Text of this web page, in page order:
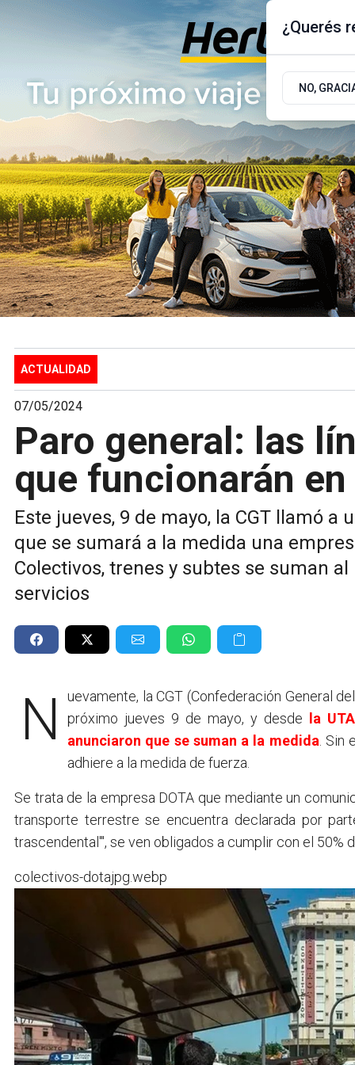
Sábado 8 de Agosto
de 2026
17.9ºc | Buenos Aires, AR
ACTUALIDAD POLÍTICA
ACTUALIDAD
07/05/2024
Paro general: las
que funcionarán
Este jueves, 9 de mayo, la CGT llamó
que se sumará a la medida una
Colectivos, trenes y subtes se suman
servicios
Nuevamente, la CGT (Confederación General
próximo jueves 9 de mayo, y desde la
anunciaron que se suman a la medida .
adhiere a la medida de fuerza.
Se trata de la empresa DOTA que mediante un
transporte terrestre se encuentra declarada por
trascendental'", se ven obligados a cumplir con el
colectivos-dotajpg.webp
¿Querés
NO,